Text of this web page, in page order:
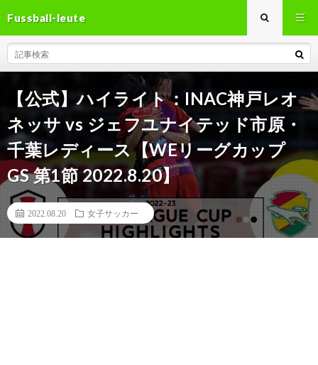
Fussball-leute
【公式】ハイライト：INAC神戸レオ
ネッサ vs ジェフユナイテッド市原・
千葉レディース【WEリーグカップ
GS 第1節 2022.8.20】
2022.08.20 女子サッカー